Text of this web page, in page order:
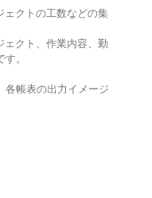
ェクトの工数などの集
ェクト、作業内容、勤
。
帳表の出力イメージ